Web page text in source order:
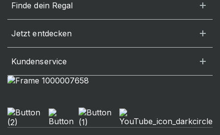
Finde dein Regal
Jetzt entdecken
Kundenservice